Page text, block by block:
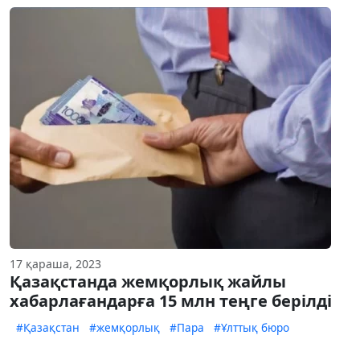
17 қараша, 2023
Қазақстанда жемқорлық жайлы
хабарлағандарға 15 млн теңге берілді
#Қазақстан #жемқорлық #Пара #Ұлттық бюро